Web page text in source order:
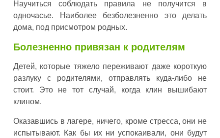
Научиться соблюдать правила не получится в
одночасье. Наиболее безболезненно это делать
дома, под присмотром родных.
Болезненно привязан к родителям
Детей, которые тяжело переживают даже короткую
разлуку с родителями, отправлять куда-либо не
стоит. Это не тот случай, когда клин вышибают
клином.
Оказавшись в лагере, ничего, кроме стресса, они не
испытывают. Как бы их ни успокаивали, они будут